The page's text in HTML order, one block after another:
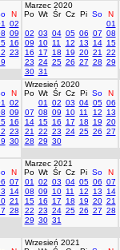
N
02
09
16
23
Marzec 2020
Po Wt Śr Cz Pi So
N
01
02 03 04 05 06 07 08
09
10 11 12 13 14 15
16
17 18 19 20 21
22
23 24 25 26 27 28 29
30 31
N
02
09
16
23
30
Wrzesień 2020
Po Wt Śr Cz Pi So
N
01
02 03 04 05 06
07 08 09 10 11 12
13
14 15 16 17 18 19 20
21
22 23 24 25 26 27
28 29 30
N
07
14
21
28
Marzec 2021
Po Wt Śr Cz Pi So
N
01
02 03 04 05 06 07
08 09 10 11 12 13
14
15 16 17 18 19 20 21
22 23 24 25 26 27 28
29 30 31
Wrzesień 2021